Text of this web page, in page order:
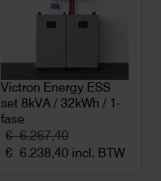
Victron Energy ESS
set 8kVA / 32kWh / 1-
fase
€6.267,40
Oorspronkelijke
€ 6.238,40 Huidige
incl. BTW